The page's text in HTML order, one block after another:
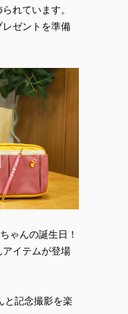
れています。
ゼントを準備
ゃんの誕生日！
イテムが登場
と記念撮影を楽